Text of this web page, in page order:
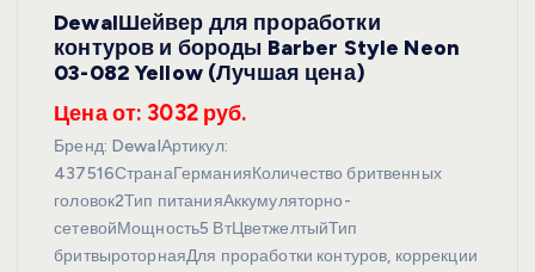
DewalШейвер для проработки
контуров и бороды Barber Style Neon
03-082 Yellow (Лучшая цена)
Цена от: 3032 руб.
Бренд: DewalАртикул:
437516СтранаГерманияКоличество бритвенных
головок2Тип питанияАккумуляторно-
сетевойМощность5 ВтЦветжелтыйТип
бритвыроторнаяДля проработки контуров, коррекции